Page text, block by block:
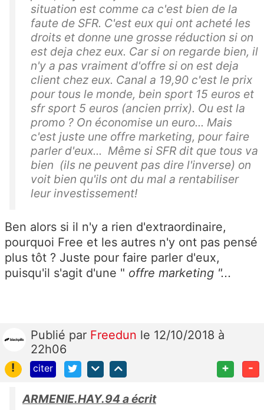
situation est comme ca c'est bien de la
faute de SFR. C'est eux qui ont acheté les
droits et donne une grosse réduction si on
est deja chez eux. Car si on regarde bien, il
n'y a pas vraiment d'offre si on est deja
client chez eux. Canal a 19,90 c'est le prix
pour tous le monde, bein sport 15 euros et
sfr sport 5 euros (ancien prrix). Ou est la
promo ? On économise un euro... Mais
c'est juste une offre marketing, pour faire
parler d'eux... Même si SFR dit que tous va
bien (ils ne peuvent pas dire l'inverse) on
voit bien qu'ils ont du mal a rentabiliser
leur investissement!
Ben alors si il n'y a rien d'extraordinaire,
pourquoi Free et les autres n'y ont pas pensé
plus tôt ? Juste pour faire parler d'eux,
puisqu'il s'agit d'une " offre marketing "...
Publié par Freedun le 12/10/2018 à
22h06
!
citer + -
ARMENIE.HAY.94 a écrit